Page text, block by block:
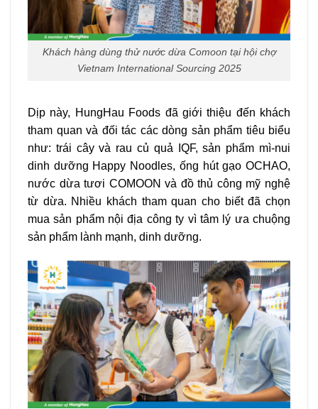
Khách hàng dùng thử nước dừa Comoon tại hội chợ
Vietnam International Sourcing 2025
Dịp này, HungHau Foods đã giới thiệu đến khách
tham quan và đối tác các dòng sản phẩm tiêu biểu
như: trái cây và rau củ quả IQF, sản phẩm mì-nui
dinh dưỡng Happy Noodles, ống hút gạo OCHAO,
nước dừa tươi COMOON và đồ thủ công mỹ nghệ
từ dừa. Nhiều khách tham quan cho biết đã chọn
mua sản phẩm nội địa công ty vì tâm lý ưa chuộng
sản phẩm lành mạnh, dinh dưỡng.